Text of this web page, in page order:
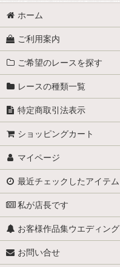
ホーム
ご利用案内
ご希望のレースを探す
レースの種類一覧
特定商取引法表示
ショッピングカート
マイページ
最近チェックしたアイテム
私が店長です
お客様作品集ウエディング
お問い合せ